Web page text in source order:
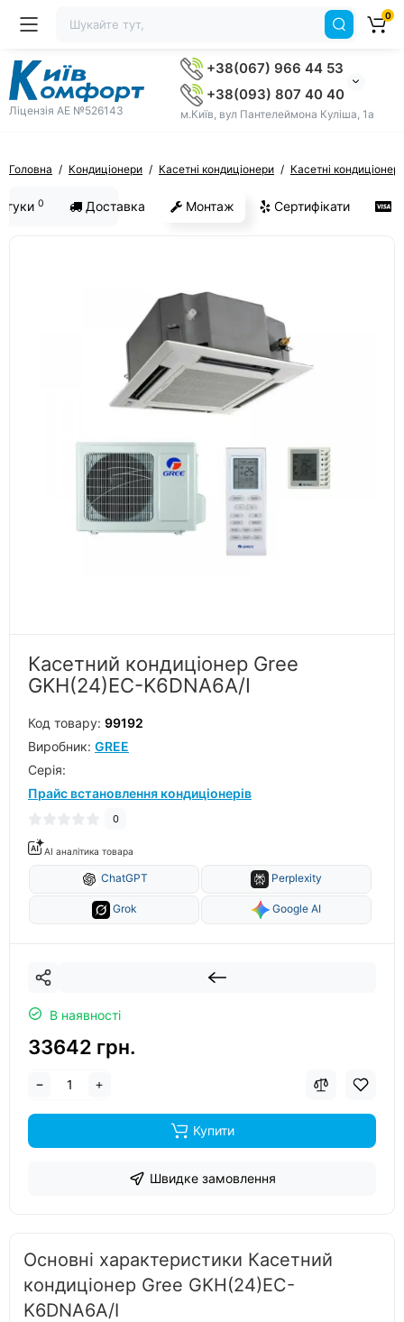
Ліцензія AE №526143
+38(067) 966 44 53
+38(093) 807 40 40
м.Київ, вул Пантелеймона Куліша, 1а
0
Головна Кондиціонери Касетні кондиціонери Касетні
0 Доставка Монтаж Сертифікати
Касетний кондиціонер Gree
GKH(24)EC-K6DNA6A/I
Код товару: 99192
Виробник: GREE
Серiя:
Прайс встановлення кондиціонерів
0
AI аналітика товара
ChatGPT Perplexity
Grok Google AI
В наявності
33642 грн.
Купити
Швидке замовлення
Основні характеристики Касетний
кондиціонер Gree GKH(24)EC-
K6DNA6A/I